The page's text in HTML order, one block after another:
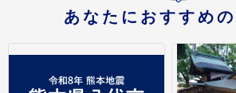
あなたにおすすめ